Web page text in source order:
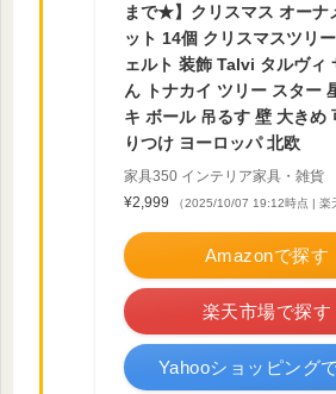
まで★】クリスマス オーナ
ット 14個 クリスマスツリ
ェルト 装飾 Talvi タルヴィ
ん トナカイ ツリー スター
キ ボール 吊るす 壁 大きめ
りつけ ヨーロッパ 北欧
家具350 インテリア家具・雑貨
¥2,999
（2025/10/07 19:12時点 | 楽
Amazonで探す
楽天市場で探す
Yahooショッピング